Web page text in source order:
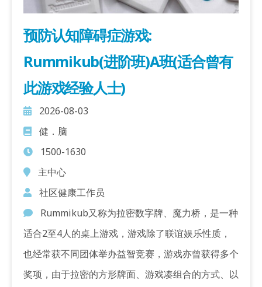
预防认知障碍症游戏:
Rummikub(进阶班)A班(适合曾有
此游戏经验人士)
2026-08-03
健．脑
1500-1630
主中心
社区健康工作员
Rummikub又称为拉密数字牌、魔力桥，是一种
适合2至4人的桌上游戏，游戏除了联谊娱乐性质，
也经常获不同团体举办益智竞赛，游戏亦曾获得多个
奖项，由于拉密的方形牌面、游戏凑组合的方式、以